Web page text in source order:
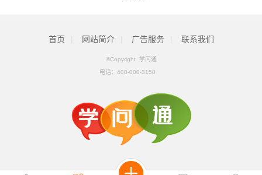
首页 网站简介 广告服务 联系我们
©Copyright 学问通
电话： 400-000-3150